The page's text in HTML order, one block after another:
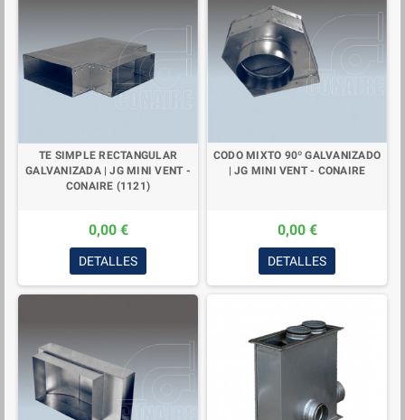
TE SIMPLE RECTANGULAR
GALVANIZADA | JG MINI VENT -
CONAIRE (1121)
0,00 €
DETALLES
CODO MIXTO 90º GALVANIZADO
| JG MINI VENT - CONAIRE
0,00 €
DETALLES